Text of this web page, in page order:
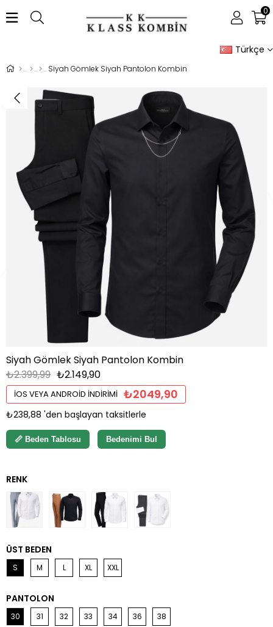
Türkçe
0
Siyah Gömlek Siyah Pantolon Kombin
Siyah Gömlek Siyah Pantolon Kombin
₺2.399,99 ₺2.149,90
İOS VEYA ANDROID İNDIRIMI ₺2049,90
₺238,88 'den başlayan taksitlerle
📏 Beden Tablosu Bedenimi Bul
ÜST BEDEN
S M L XL XXL
PANTOLON
30 31 32 33 34 36 38